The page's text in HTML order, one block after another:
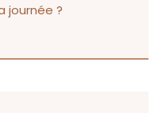
journée ?